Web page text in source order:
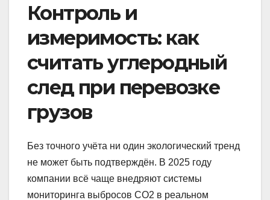
Контроль и
измеримость: как
считать углеродный
след при перевозке
грузов
Без точного учёта ни один экологический тренд
не может быть подтверждён. В 2025 году
компании всё чаще внедряют системы
мониторинга выбросов CO2 в реальном